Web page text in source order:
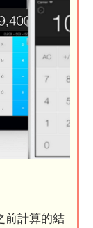
前計算的結